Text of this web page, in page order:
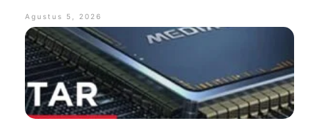
Agustus 5, 2026